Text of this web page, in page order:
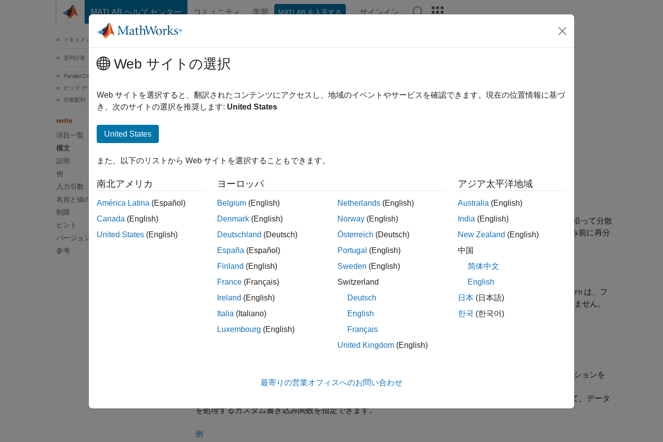
コンテンツへスキップ
MATLAB ヘルプ センター コミュニティ 学習 MATLAB を入手する サインイン
ドキュメンテーションのホーム
並列計算
Parallel Computing Toolbox
ビッグ データの処理
分散配列
write
項目一覧
構文
説明
例
入力引数
名前と値の引数
制限
ヒント
バージョン履歴
参考
write
出力場所への分散データの書き込み
write(filepattern,D)
説明
, は、分散配列 location内のファイルに書き込みます。データは、
datastore(location)を使用して読み取るために適した効率的なバイナリ形式で保存されます。第 1 次元に沿って分散
していない場合、MATLAB® は、 datastoreを使用して結果ファイルを読み取れるように、データを書き込み前に再分
からのファイル拡張子を使用して、出力形式を決定します。 filepattern は、フ
ァイルの書き込み先のフォルダーを含み、その後にワイルドカード
を含むファイル名が続かなければなりません。
このワイルドカードは、一意のファイル名を生成するためにインクリメントされる数値を表します (例:
write('folder/myfile_*.csv',D)
は、前述の任意の構文を使用して、1 つ以上の名前と値のペアの引数による追加オプションを
指定します。たとえば、 'FileType' と有効なファイル タイプ (
と関数ハンドルを使用して、データ
を処理するカスタム書き込み関数を指定できます。
例
Web サイトの選択
Web サイトを選択すると、翻訳されたコンテンツにアクセスし、地域のイベントやサービスを確認できます。現在の位置情報に基づ
き、次のサイトの選択を推奨します: United States
United States
また、以下のリストから Web サイトを選択することもできます。
南北アメリカ
América Latina (Español)
Canada (English)
United States (English)
ヨーロッパ
Belgium (English)
Denmark (English)
Deutschland (Deutsch)
España (Español)
Finland (English)
France (Français)
Ireland (English)
Italia (Italiano)
Luxembourg (English)
Netherlands (English)
Norway (English)
Österreich (Deutsch)
Portugal (English)
Sweden (English)
Switzerland
Deutsch
English
Français
United Kingdom (English)
アジア太平洋地域
Australia (English)
India (English)
New Zealand (English)
中国
简体中文
English
日本 (日本語)
한국 (한국어)
最寄りの営業オフィスへのお問い合わせ